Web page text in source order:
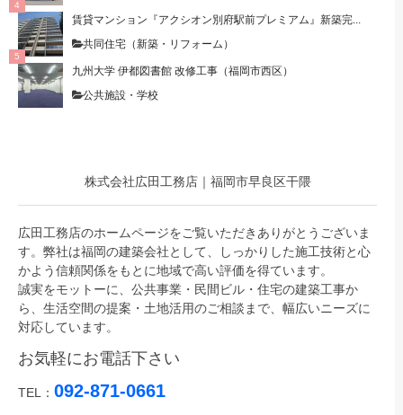
賃貸マンション『アクシオン別府駅前プレミアム』新築完...
共同住宅（新築・リフォーム）
九州大学 伊都図書館 改修工事（福岡市西区）
公共施設・学校
株式会社広田工務店｜福岡市早良区干隈
広田工務店のホームページをご覧いただきありがとうございま
す。弊社は福岡の建築会社として、しっかりした施工技術と心
かよう信頼関係をもとに地域で高い評価を得ています。
誠実をモットーに、公共事業・民間ビル・住宅の建築工事か
ら、生活空間の提案・土地活用のご相談まで、幅広いニーズに
対応しています。
お気軽にお電話下さい
TEL： 092-871-0661